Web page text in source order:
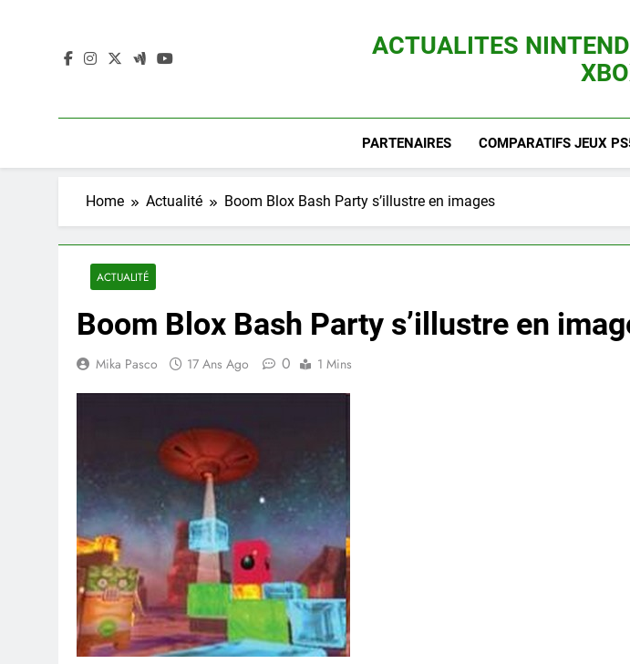
ACTUALITES
PARTENAIRES COMPARATIFS JEUX
Home Actualité Boom Blox Bash Party s’illustre en images
ACTUALITÉ
Boom Blox Bash Party s’illustre en
Mika Pasco 17 Ans Ago 0 1 Mins